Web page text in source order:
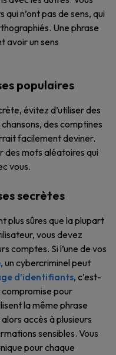
n’ont pas de sens, qui
Une phrase
avoir un sens
populaires
évitez d’utiliser des
des comptines
facilement deviner.
des mots aléatoires qui
vous.
secrètes
plus sûres que la plupart
vous devez
comptes. Si l’une de vos
, un cybercriminel peut
d’identifiants, c’est-
compromise pour
la même phrase
accès à plusieurs
sensibles. Vous
pour chaque